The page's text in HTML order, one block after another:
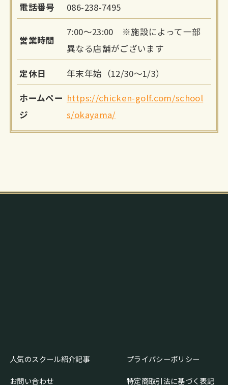
電話番号 086-238-7495
営業時間
7:00～23:00 ※施設によって一部
異なる店舗がございます
定休日 年末年始（12/30～1/3）
ホームペー
ジ
https://chicken-golf.com/school
s/okayama/
人気のスクール紹介記事
お問い合わせ
プライバシーポリシー
特定商取引法に基づく表記